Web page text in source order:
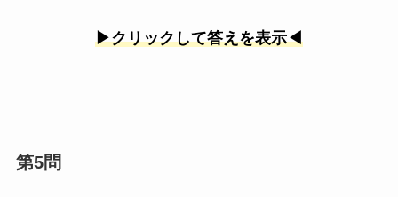
▶︎クリックして答えを表示◀︎
第5問